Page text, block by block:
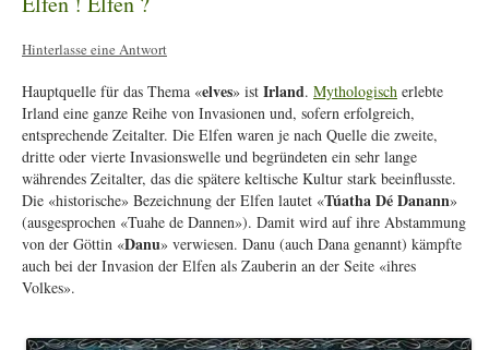
Hinterlasse eine Antwort
Hauptquelle für das Thema «elves» ist Irland. Mythologisch erlebte
Irland eine ganze Reihe von Invasionen und, sofern erfolgreich,
entsprechende Zeitalter. Die Elfen waren je nach Quelle die zweite,
dritte oder vierte Invasionswelle und begründeten ein sehr lange
währendes Zeitalter, das die spätere keltische Kultur stark beeinflusste.
Die «historische» Bezeichnung der Elfen lautet «Túatha Dé Danann»
(ausgesprochen «Tuahe de Dannen»). Damit wird auf ihre Abstammung
von der Göttin «Danu» verwiesen. Danu (auch Dana genannt) kämpfte
auch bei der Invasion der Elfen als Zauberin an der Seite «ihres
Volkes».